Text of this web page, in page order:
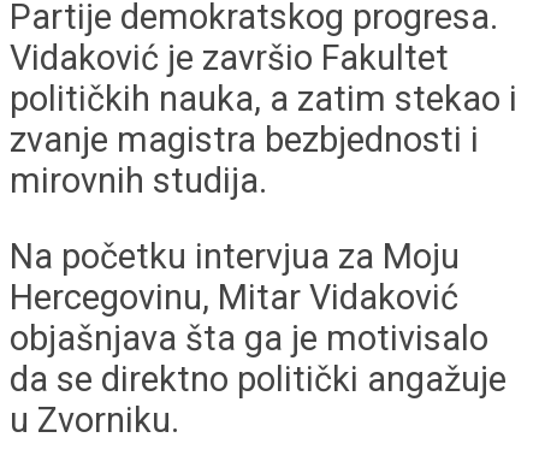
Partije demokratskog progresa.
Vidaković je završio Fakultet
političkih nauka, a zatim stekao i
zvanje magistra bezbjednosti i
mirovnih studija.
Na početku intervjua za Moju
Hercegovinu, Mitar Vidaković
objašnjava šta ga je motivisalo
da se direktno politički angažuje
u Zvorniku.